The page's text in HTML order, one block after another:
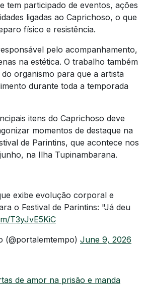
tem participado de eventos, ações
ligadas ao Caprichoso, o que
físico e resistência.
pelo acompanhamento,
na estética. O trabalho também
organismo para que a artista
durante toda a temporada
itens do Caprichoso deve
momentos de destaque na
de Parintins, que acontece nos
na Ilha Tupinambarana.
exibe evolução corporal e
o Festival de Parintins: "Já deu
T3yJvE5KiC
(@portalemtempo) June 9, 2026
de amor na prisão e manda